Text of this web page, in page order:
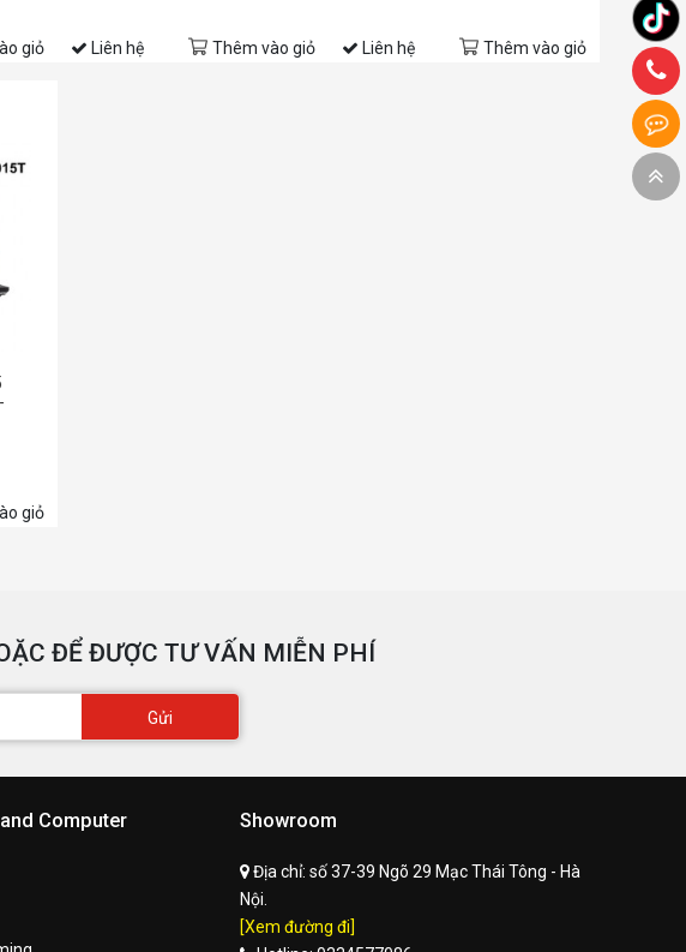
giỏ Liên hệ Thêm vào giỏ Liên hệ Thêm vào giỏ
giỏ
ĐỂ ĐƯỢC TƯ VẤN MIỄN PHÍ
Gửi
Computer Showroom
Địa chỉ: số 37-39 Ngõ 29 Mạc Thái Tông - Hà
Nội.
[Xem đường đi]